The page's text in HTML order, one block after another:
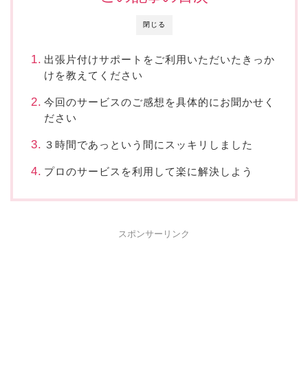
閉じる
出張片付けサポートをご利用いただいたきっか
けを教えてください
今回のサービスのご感想を具体的にお聞かせく
ださい
３時間であっという間にスッキリしました
プロのサービスを利用して楽に解決しよう
スポンサーリンク